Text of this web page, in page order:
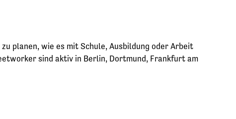
planen, wie es mit Schule, Ausbildung oder Arbeit
sind aktiv in Berlin, Dortmund, Frankfurt am